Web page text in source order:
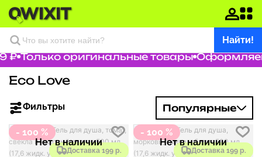
Найти!
₽ Только оригинальные товары Оформляем
Eco Love
Фильтры Популярные
- 100 %
Доставка 199 р.
Нет в наличии
- 100 %
Доставка 199 р.
Нет в наличии